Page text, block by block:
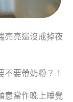
亮亮還沒戒掉夜
要帶奶粉？！
意當作晚上睡覺